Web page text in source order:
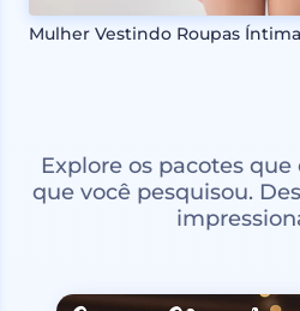
Mulher Vestindo Roupas
Explore os pacotes
que você pesquisou.